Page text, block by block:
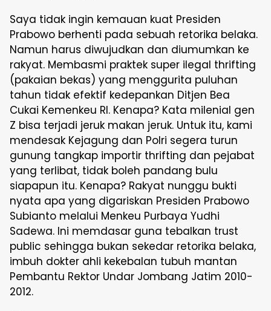
Saya tidak ingin kemauan kuat Presiden
Prabowo berhenti pada sebuah retorika belaka.
Namun harus diwujudkan dan diumumkan ke
rakyat. Membasmi praktek super ilegal thrifting
(pakaian bekas) yang menggurita puluhan
tahun tidak efektif kedepankan Ditjen Bea
Cukai Kemenkeu RI. Kenapa? Kata milenial gen
Z bisa terjadi jeruk makan jeruk. Untuk itu, kami
mendesak Kejagung dan Polri segera turun
gunung tangkap importir thrifting dan pejabat
yang terlibat, tidak boleh pandang bulu
siapapun itu. Kenapa? Rakyat nunggu bukti
nyata apa yang digariskan Presiden Prabowo
Subianto melalui Menkeu Purbaya Yudhi
Sadewa. Ini memdasar guna tebalkan trust
public sehingga bukan sekedar retorika belaka,
imbuh dokter ahli kekebalan tubuh mantan
Pembantu Rektor Undar Jombang Jatim 2010-
2012.